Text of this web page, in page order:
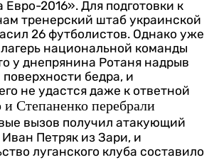
Евро-2016». Для подготовки к
тренерский штаб украинской
26 футболистов. Однако уже
национальной команды
у днепрянина Ротаня надрыв
бедра, и
не удастся даже к ответной
и Степаненко перебрали
вызов получил атакующий
Петряк из Зари, и
луганского клуба составило